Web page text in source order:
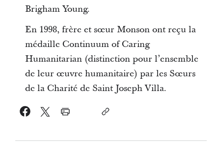
Brigham Young.
En 1998, frère et sœur Monson ont reçu la
médaille Continuum of Caring
Humanitarian (distinction pour l’ensemble
de leur œuvre humanitaire) par les Sœurs
de la Charité de Saint Joseph Villa.